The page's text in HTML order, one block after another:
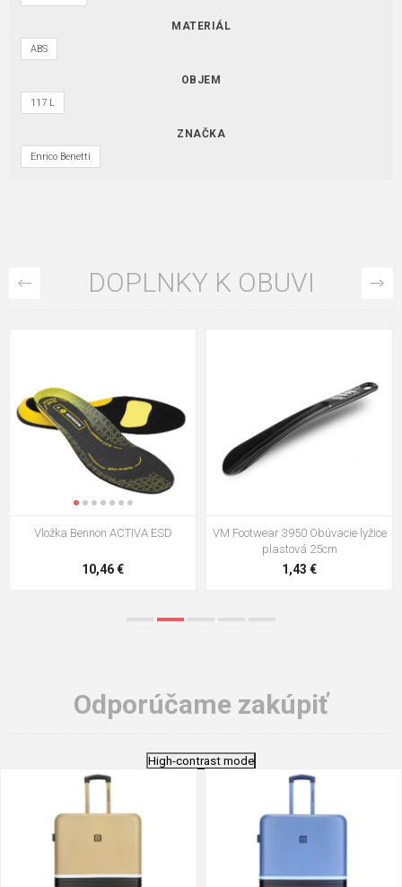
MATERIÁL
ABS
OBJEM
117 L
ZNAČKA
Enrico Benetti
DOPLNKY K OBUVI
VM Footwear 3009 Vkladacia
5,21 €
VM Footwear 3102 Šnúrky ploché
0,79 €
Odporúčame zakúpiť
High-contrast mode